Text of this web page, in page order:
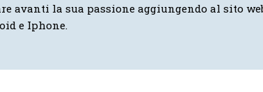
avanti la sua passione aggiungendo al sito
e Iphone.